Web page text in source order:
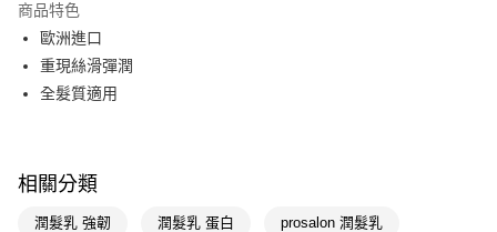
LINE Pay
Apple Pay
Google Pay
商品特色
歐洲進口
重現絲滑彈潤
全髮質適用
相關分類
潤髮乳 強韌 潤髮乳 蛋白 prosalon 潤髮乳